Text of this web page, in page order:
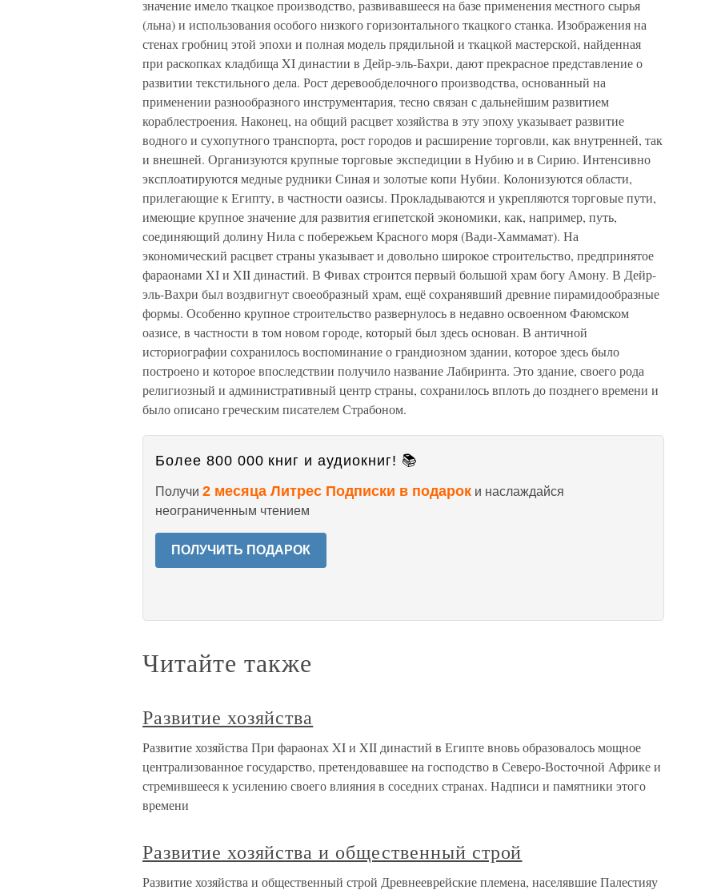
значение имело ткацкое производство, развивавшееся на базе применения местного сырья
(льна) и использования особого низкого горизонтального ткацкого станка. Изображения на
стенах гробниц этой эпохи и полная модель прядильной и ткацкой мастерской, найденная
при раскопках кладбища XI династии в Дейр-эль-Бахри, дают прекрасное представление о
развитии текстильного дела. Рост деревообделочного производства, основанный на
применении разнообразного инструментария, тесно связан с дальнейшим развитием
кораблестроения. Наконец, на общий расцвет хозяйства в эту эпоху указывает развитие
водного и сухопутного транспорта, рост городов и расширение торговли, как внутренней, так
и внешней. Организуются крупные торговые экспедиции в Нубию и в Сирию. Интенсивно
эксплоатируются медные рудники Синая и золотые копи Нубии. Колонизуются области,
прилегающие к Египту, в частности оазисы. Прокладываются и укрепляются торговые пути,
имеющие крупное значение для развития египетской экономики, как, например, путь,
соединяющий долину Нила с побережьем Красного моря (Вади-Хаммамат). На
экономический расцвет страны указывает и довольно широкое строительство, предпринятое
фараонами XI и XII династий. В Фивах строится первый большой храм богу Амону. В Дейр-
эль-Вахри был воздвигнут своеобразный храм, ещё сохранявший древние пирамидообразные
формы. Особенно крупное строительство развернулось в недавно освоенном Фаюмском
оазисе, в частности в том новом городе, который был здесь основан. В античной
историографии сохранилось воспоминание о грандиозном здании, которое здесь было
построено и которое впоследствии получило название Лабиринта. Это здание, своего рода
религиозный и административный центр страны, сохранилось вплоть до позднего времени и
было описано греческим писателем Страбоном.
Более 800 000 книг и аудиокниг! 📚
Получи 2 месяца Литрес Подписки в подарок и наслаждайся
неограниченным чтением
ПОЛУЧИТЬ ПОДАРОК
Читайте также
Развитие хозяйства
Развитие хозяйства При фараонах XI и XII династий в Египте вновь образовалось мощное
централизованное государство, претендовавшее на господство в Северо-Восточной Африке и
стремившееся к усилению своего влияния в соседних странах. Надписи и памятники этого
времени
Развитие хозяйства и общественный строй
Развитие хозяйства и общественный строй Древнееврейские племена, населявшие Палестияу